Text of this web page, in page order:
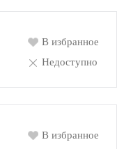
В избранное
Недоступно
В избранное